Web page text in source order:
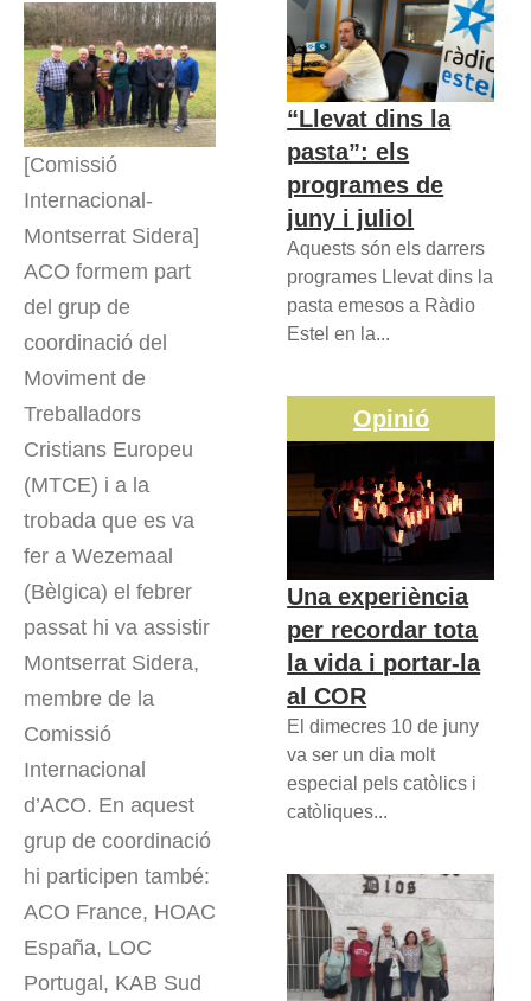
[Comissió
Internacional-
Montserrat Sidera]
ACO formem part
del grup de
coordinació del
Moviment de
Treballadors
Cristians Europeu
(MTCE) i a la
trobada que es va
fer a Wezemaal
(Bèlgica) el febrer
passat hi va assistir
Montserrat Sidera,
membre de la
Comissió
Internacional
d’ACO. En aquest
grup de coordinació
hi participen també:
ACO France, HOAC
España, LOC
Portugal, KAB Sud
“Llevat dins la
pasta”: els
programes de
juny i juliol
Aquests són els darrers
programes Llevat dins la
pasta emesos a Ràdio
Estel en la...
Opinió
Una experiència
per recordar tota
la vida i portar-la
al COR
El dimecres 10 de juny
va ser un dia molt
especial pels catòlics i
catòliques...